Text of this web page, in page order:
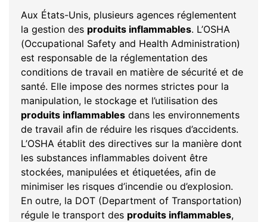
Aux États-Unis, plusieurs agences réglementent
la gestion des produits inflammables. L’OSHA
(Occupational Safety and Health Administration)
est responsable de la réglementation des
conditions de travail en matière de sécurité et de
santé. Elle impose des normes strictes pour la
manipulation, le stockage et l’utilisation des
produits inflammables dans les environnements
de travail afin de réduire les risques d’accidents.
L’OSHA établit des directives sur la manière dont
les substances inflammables doivent être
stockées, manipulées et étiquetées, afin de
minimiser les risques d’incendie ou d’explosion.
En outre, la DOT (Department of Transportation)
régule le transport des produits inflammables,